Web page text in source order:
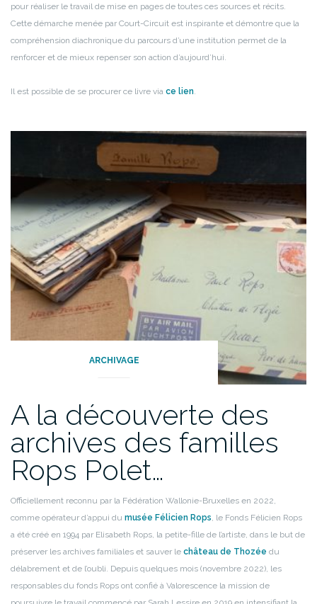
pour réaliser le travail de mise en pages de toutes ces sources et récits.
Cette démarche menée par Court-Circuit est inspirante et démontre que la
compréhension diachronique du parcours d’une institution permet de la
renforcer et de mieux repenser son action d’aujourd’hui.
Il est possible de se procurer ce livre via ce lien
ARCHIVAGE
A la découverte des
archives des familles
Rops Polet…
Officiellement reconnu par la Fédération Wallonie-Bruxelles en 2022,
comme opérateur d’appui du musée Félicien Rops, le Fonds Félicien Rops
a été créé en 1994 par Elisabeth Rops, la petite-fille de l’artiste, dans le but de
préserver les archives familiales et sauver le château de Thozée du
délabrement et de l’oubli. Depuis quelques mois (novembre 2022), les
responsables du fonds Rops ont confié à Valorescence la mission de